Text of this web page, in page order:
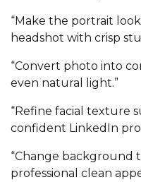
“Make the portrait
headshot with crisp
“Convert photo into
even natural light.”
“Refine facial texture
confident LinkedIn
“Change background
professional clean